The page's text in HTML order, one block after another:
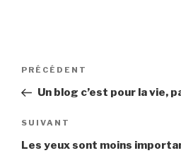
Navigation
l’article
Article
précédent
PRÉCÉDENT
Un blog c’est pour la vie,
Article
suivant
SUIVANT
Les yeux sont moins